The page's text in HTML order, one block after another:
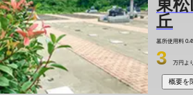
東
丘
墓所使用料
3 万円より
概要を